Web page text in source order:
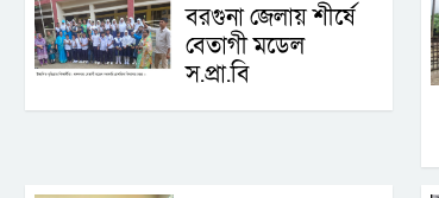
বরগুনা জেলায় শীর্ষে
বেতাগী মডেল
স.প্রা.বি